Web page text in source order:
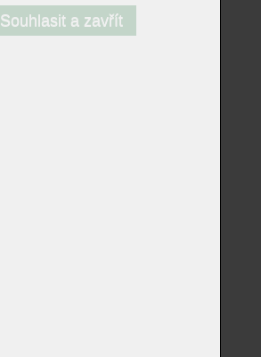
Souhlasit a zavřít